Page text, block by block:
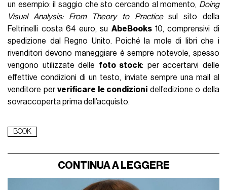
un esempio: il saggio che sto cercando al momento, Doing
Visual Analysis: From Theory to Practicesul sito della
Feltrinelli costa 64 euro, su AbeBooks10, comprensivi di
spedizione dal Regno Unito. Poiché la mole di libri che i
rivenditori devono maneggiare è sempre notevole, spesso
vengono utilizzate delle foto stock: per accertarvi delle
effettive condizioni di un testo, inviate sempre una mail al
venditore perverificare le condizioni dell’edizione o della
sovraccoperta prima dell’acquisto.
BOOK
CONTINUA A LEGGERE